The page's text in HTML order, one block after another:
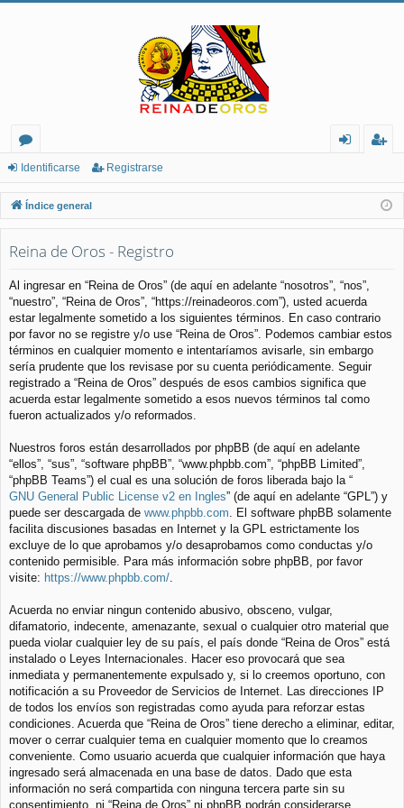
or
os
nt
ifi
rs
e
ist
ra
Identificarse Registrarse
Índice general
Reina de Oros - Registro
Al ingresar en “Reina de Oros” (de aquí en adelante “nosotros”, “nos”,
“nuestro”, “Reina de Oros”, “https://reinadeoros.com”), usted acuerda
estar legalmente sometido a los siguientes términos. En caso contrario
por favor no se registre y/o use “Reina de Oros”. Podemos cambiar estos
términos en cualquier momento e intentaríamos avisarle, sin embargo
sería prudente que los revisase por su cuenta periódicamente. Seguir
registrado a “Reina de Oros” después de esos cambios significa que
acuerda estar legalmente sometido a esos nuevos términos tal como
fueron actualizados y/o reformados.
Nuestros foros están desarrollados por phpBB (de aquí en adelante
“ellos”, “sus”, “software phpBB”, “www.phpbb.com”, “phpBB Limited”,
“phpBB Teams”) el cual es una solución de foros liberada bajo la “
GNU General Public License v2 en Ingles” (de aquí en adelante “GPL”) y
puede ser descargada de www.phpbb.com . El software phpBB solamente
facilita discusiones basadas en Internet y la GPL estrictamente los
excluye de lo que aprobamos y/o desaprobamos como conductas y/o
contenido permisible. Para más información sobre phpBB, por favor
visite: https://www.phpbb.com/
Acuerda no enviar ningun contenido abusivo, obsceno, vulgar,
difamatorio, indecente, amenazante, sexual o cualquier otro material que
pueda violar cualquier ley de su país, el país donde “Reina de Oros” está
instalado o Leyes Internacionales. Hacer eso provocará que sea
inmediata y permanentemente expulsado y, si lo creemos oportuno, con
notificación a su Proveedor de Servicios de Internet. Las direcciones IP
de todos los envíos son registradas como ayuda para reforzar estas
condiciones. Acuerda que “Reina de Oros” tiene derecho a eliminar, editar,
mover o cerrar cualquier tema en cualquier momento que lo creamos
conveniente. Como usuario acuerda que cualquier información que haya
ingresado será almacenada en una base de datos. Dado que esta
información no será compartida con ninguna tercera parte sin su
consentimiento, ni “Reina de Oros” ni phpBB podrán considerarse